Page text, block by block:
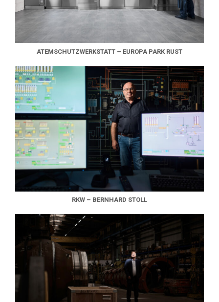
ATEMSCHUTZWERKSTATT – EUROPA PARK RUST
RKW – BERNHARD STOLL